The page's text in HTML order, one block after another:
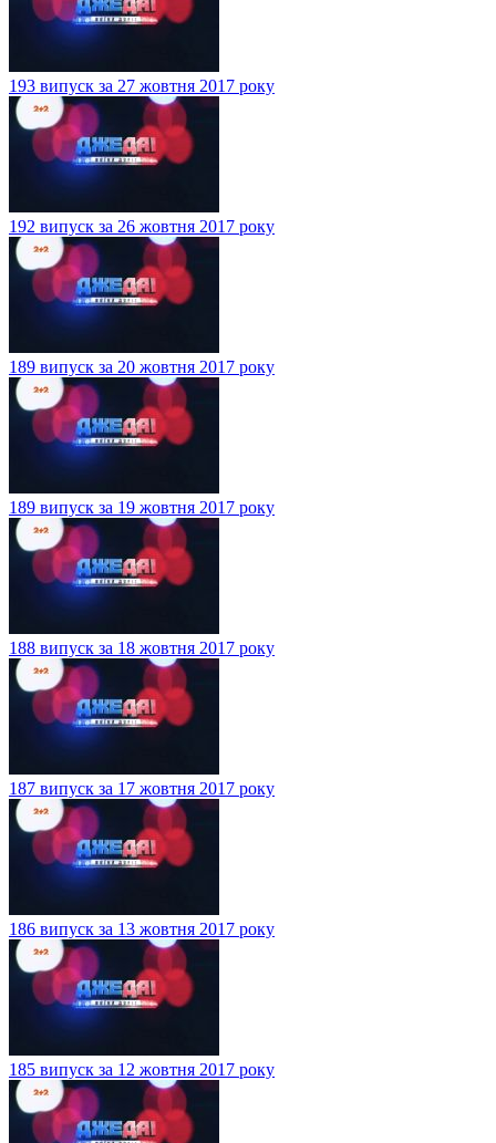
193 випуск за 27 жовтня 2017 року
192 випуск за 26 жовтня 2017 року
189 випуск за 20 жовтня 2017 року
189 випуск за 19 жовтня 2017 року
188 випуск за 18 жовтня 2017 року
187 випуск за 17 жовтня 2017 року
186 випуск за 13 жовтня 2017 року
185 випуск за 12 жовтня 2017 року